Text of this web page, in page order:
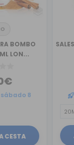
BOMBO
LON...
sábado 8
CESTA